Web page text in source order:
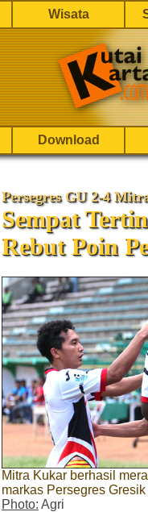
Wisata
Download
Persegres GU 2-4
Sempat
Rebut Poin
Mitra Kukar berhasil
markas Persegres
Photo: Agri